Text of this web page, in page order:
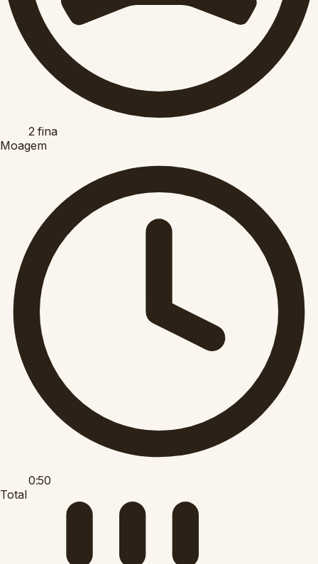
2fina
Moagem
0:50
Total